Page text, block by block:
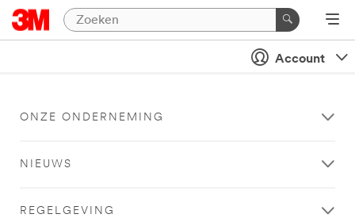
Account
ONZE ONDERNEMING
NIEUWS
REGELGEVING